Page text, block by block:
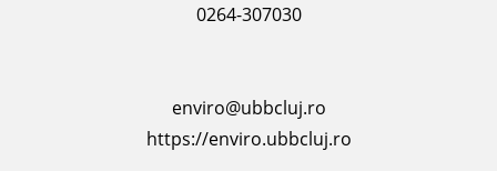
0264-307030
enviro@ubbcluj.ro
https://enviro.ubbcluj.ro